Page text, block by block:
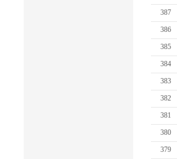
387
386
385
384
383
382
381
380
379